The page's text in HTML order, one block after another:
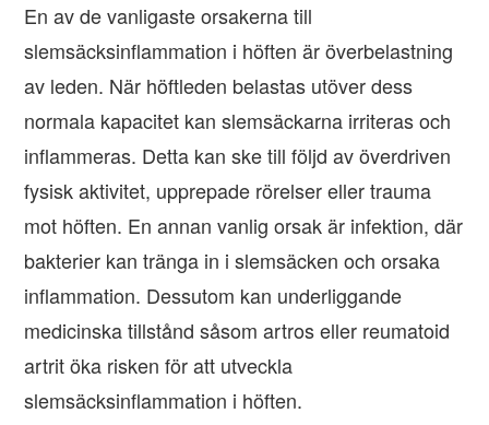
En av de vanligaste orsakerna till
slemsäcksinflammation i höften är överbelastning
av leden. När höftleden belastas utöver dess
normala kapacitet kan slemsäckarna irriteras och
inflammeras. Detta kan ske till följd av överdriven
fysisk aktivitet, upprepade rörelser eller trauma
mot höften. En annan vanlig orsak är infektion, där
bakterier kan tränga in i slemsäcken och orsaka
inflammation. Dessutom kan underliggande
medicinska tillstånd såsom artros eller reumatoid
artrit öka risken för att utveckla
slemsäcksinflammation i höften.